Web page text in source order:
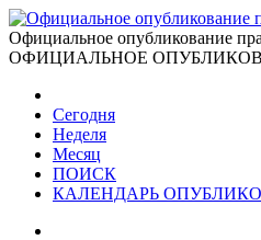
Официальное опубликование
ОФИЦИАЛЬНОЕ
Сегодня
Неделя
Месяц
ПОИСК
КАЛЕНДАРЬ